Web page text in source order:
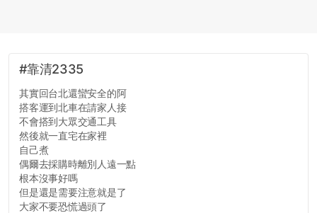
#靠清2335
其實回台北還蠻安全的阿
搭客運到北車在請家人接
不會搭到大眾交通工具
然後就一直宅在家裡
自己煮
偶爾去採購時離別人遠一點
根本沒事好嗎
但是還是需要注意就是了
大家不要恐慌過頭了